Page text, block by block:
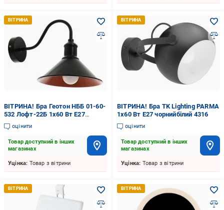
ВІТРИНА! Бра Геотон НББ 01-60-
532 Лофт-22Б 1x60 Вт E27
чорний 47588
оцінити
Товар доступний в інших
магазинах
Уцінка: Товар з вітрини
ВІТРИНА! Бра TK Lighting PARMA
1x60 Вт E27 чорнийбілий 4316
оцінити
Товар доступний в інших
магазинах
Уцінка: Товар з вітрини